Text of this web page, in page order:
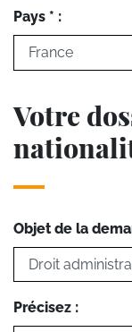
Pays * :
Votre
Objet de la
Précisez :